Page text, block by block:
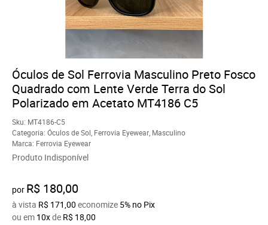
Óculos de Sol Ferrovia Masculino Preto Fosco
Quadrado com Lente Verde Terra do Sol
Polarizado em Acetato MT4186 C5
Sku: MT4186-C5
Categoria: Óculos de Sol Ferrovia Eyewear Masculino
Marca: Ferrovia Eyewear
Produto Indisponível
por R$ 180,00
à vista R$ 171,00 economize 5% no Pix
ou em 10xde R$ 18,00